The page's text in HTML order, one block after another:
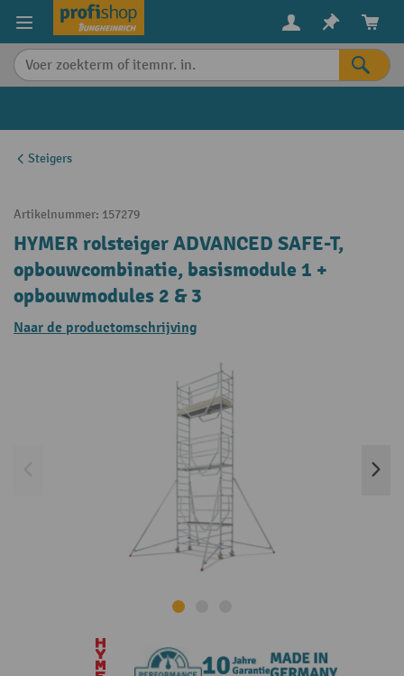
content
Steigers
Artikelnummer: 157279
HYMER rolsteiger ADVANCED SAFE-T,
opbouwcombinatie, basismodule 1 +
opbouwmodules 2 & 3
Naar de productomschrijving